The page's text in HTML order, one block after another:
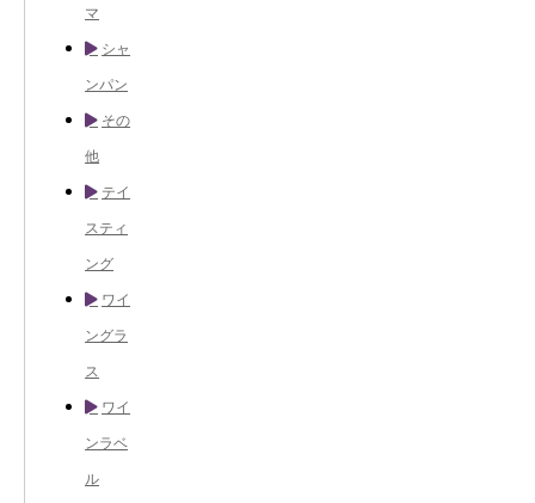
マ
シャ
ンパン
その
他
テイ
スティ
ング
ワイ
ングラ
ス
ワイ
ンラベ
ル